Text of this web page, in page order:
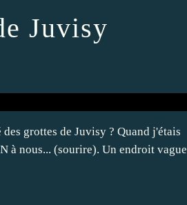
Juvisy
grottes de Juvisy ? Quand j'étais
à nous... (sourire). Un endroit vague